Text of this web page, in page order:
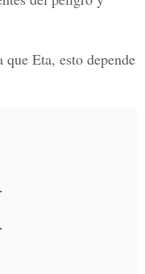
Eta, esto depende